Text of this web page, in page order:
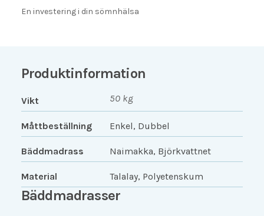
En investering i din sömnhälsa
Produktinformation
Vikt 50 kg
Måttbeställning Enkel, Dubbel
Bäddmadrass Naimakka, Björkvattnet
Material Talalay, Polyetenskum
Bäddmadrasser